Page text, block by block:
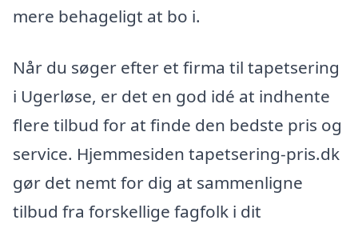
mere behageligt at bo i.
Når du søger efter et firma til tapetsering
i Ugerløse, er det en god idé at indhente
flere tilbud for at finde den bedste pris og
service. Hjemmesiden tapetsering-pris.dk
gør det nemt for dig at sammenligne
tilbud fra forskellige fagfolk i dit